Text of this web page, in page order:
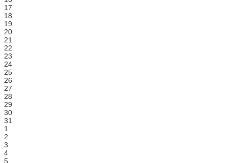
17
18
19
20
21
22
23
24
25
26
27
28
29
30
31
1
2
3
4
5